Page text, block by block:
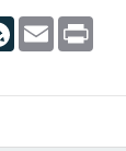
LiveJournal
Email